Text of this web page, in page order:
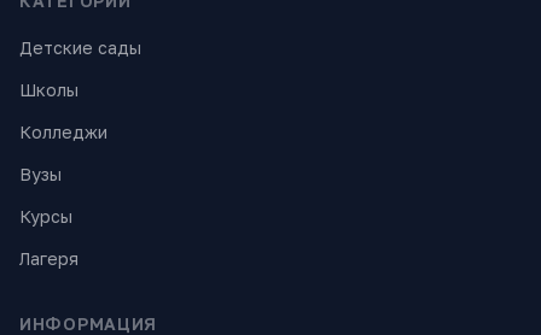
Детские сады
Школы
Колледжи
Вузы
Курсы
Лагеря
ИНФОРМАЦИЯ